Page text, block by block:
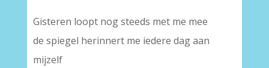
Gisteren loopt nog steeds met me mee
de spiegel herinnert me iedere dag aan
mijzelf